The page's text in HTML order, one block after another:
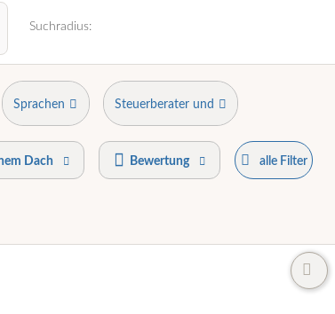
Suchradius:
Sprachen Steuerberater und
Dach Bewertung alle Filter